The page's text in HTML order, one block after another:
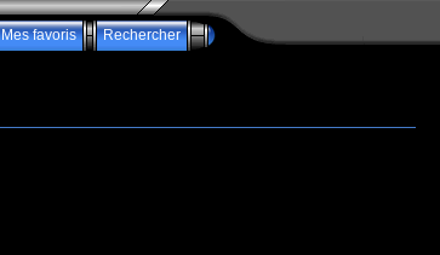
Mes favoris Rechercher